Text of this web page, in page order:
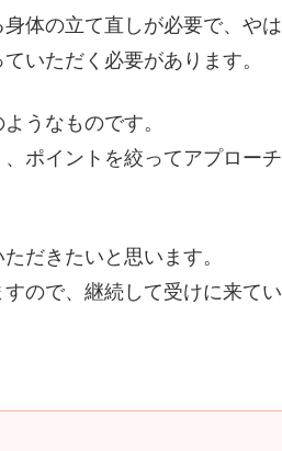
体の立て直しが必要で、やは
いただく必要があります。
ようなものです。
ポイントを絞ってアプローチ
だきたいと思います。
ので、継続して受けに来てい